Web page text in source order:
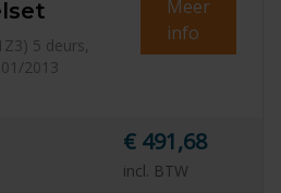
5 deurs,
2013
Meer
info
€ 491,68
incl. BTW